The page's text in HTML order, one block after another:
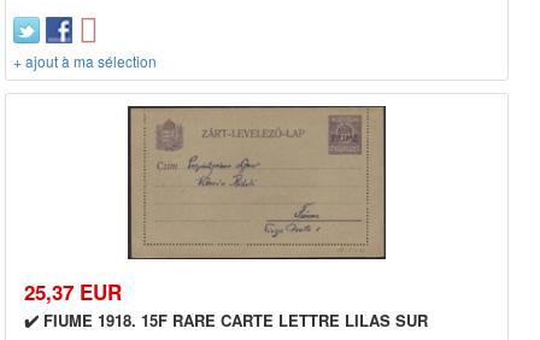
+ ajout à ma sélection
25,37 EUR
✔️ FIUME 1918. 15F RARE CARTE LETTRE LILAS SUR